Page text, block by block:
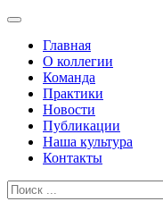
Главная
О коллегии
Команда
Практики
Новости
Публикации
Наша культура
Контакты